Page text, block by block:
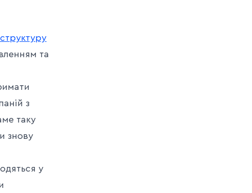
та
з
таку
знову
у